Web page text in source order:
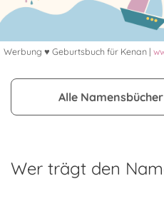
Werbung ♥ Geburtsbuch für Kenan |
Alle
Wer trägt den